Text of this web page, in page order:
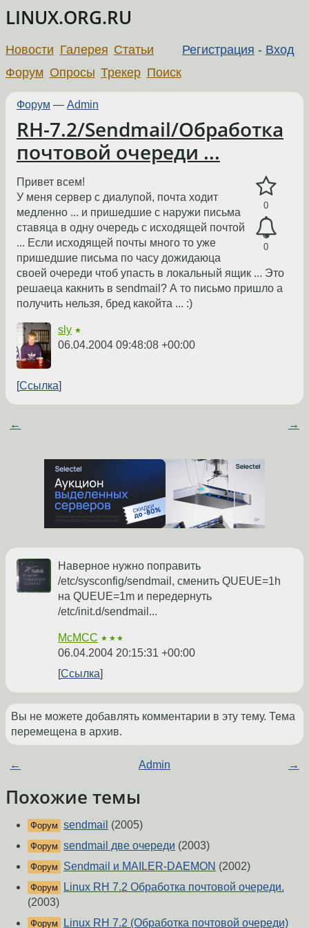
LINUX.ORG.RU
Регистрация - Вход
Новости Галерея Статьи
Форум Опросы Трекер Поиск
Форум — Admin
RH-7.2/Sendmail/Обработка
почтовой очереди ...
0
0
Привет всем!
У меня сервер с диалупой, почта ходит
медленно ... и пришедшие с наружи письма
ставяца в одну очередь с исходящей почтой
... Если исходящей почты много то уже
пришедшие письма по часу дожидаюца
своей очереди чтоб упасть в локальный ящик ... Это
решаеца какнить в sendmail? А то письмо пришло а
получить нельзя, бред какойта ... :)
sly ★
06.04.2004 09:48:08 +00:00
Ссылка
← →
Наверное нужно поправить
/etc/sysconfig/sendmail, сменить QUEUE=1h
на QUEUE=1m и передернуть
/etc/init.d/sendmail...
McMCC ★★★
06.04.2004 20:15:31 +00:00
Ссылка
Вы не можете добавлять комментарии в эту тему. Тема
перемещена в архив.
← Admin →
Похожие темы
Форум sendmail (2005)
Форум sendmail две очереди (2003)
Форум Sendmail и MAILER-DAEMON (2002)
Форум
Linux RH 7.2 Обработка почтовой очереди.
(2003)
Форум Linux RH 7.2 (Обработка почтовой очереди)